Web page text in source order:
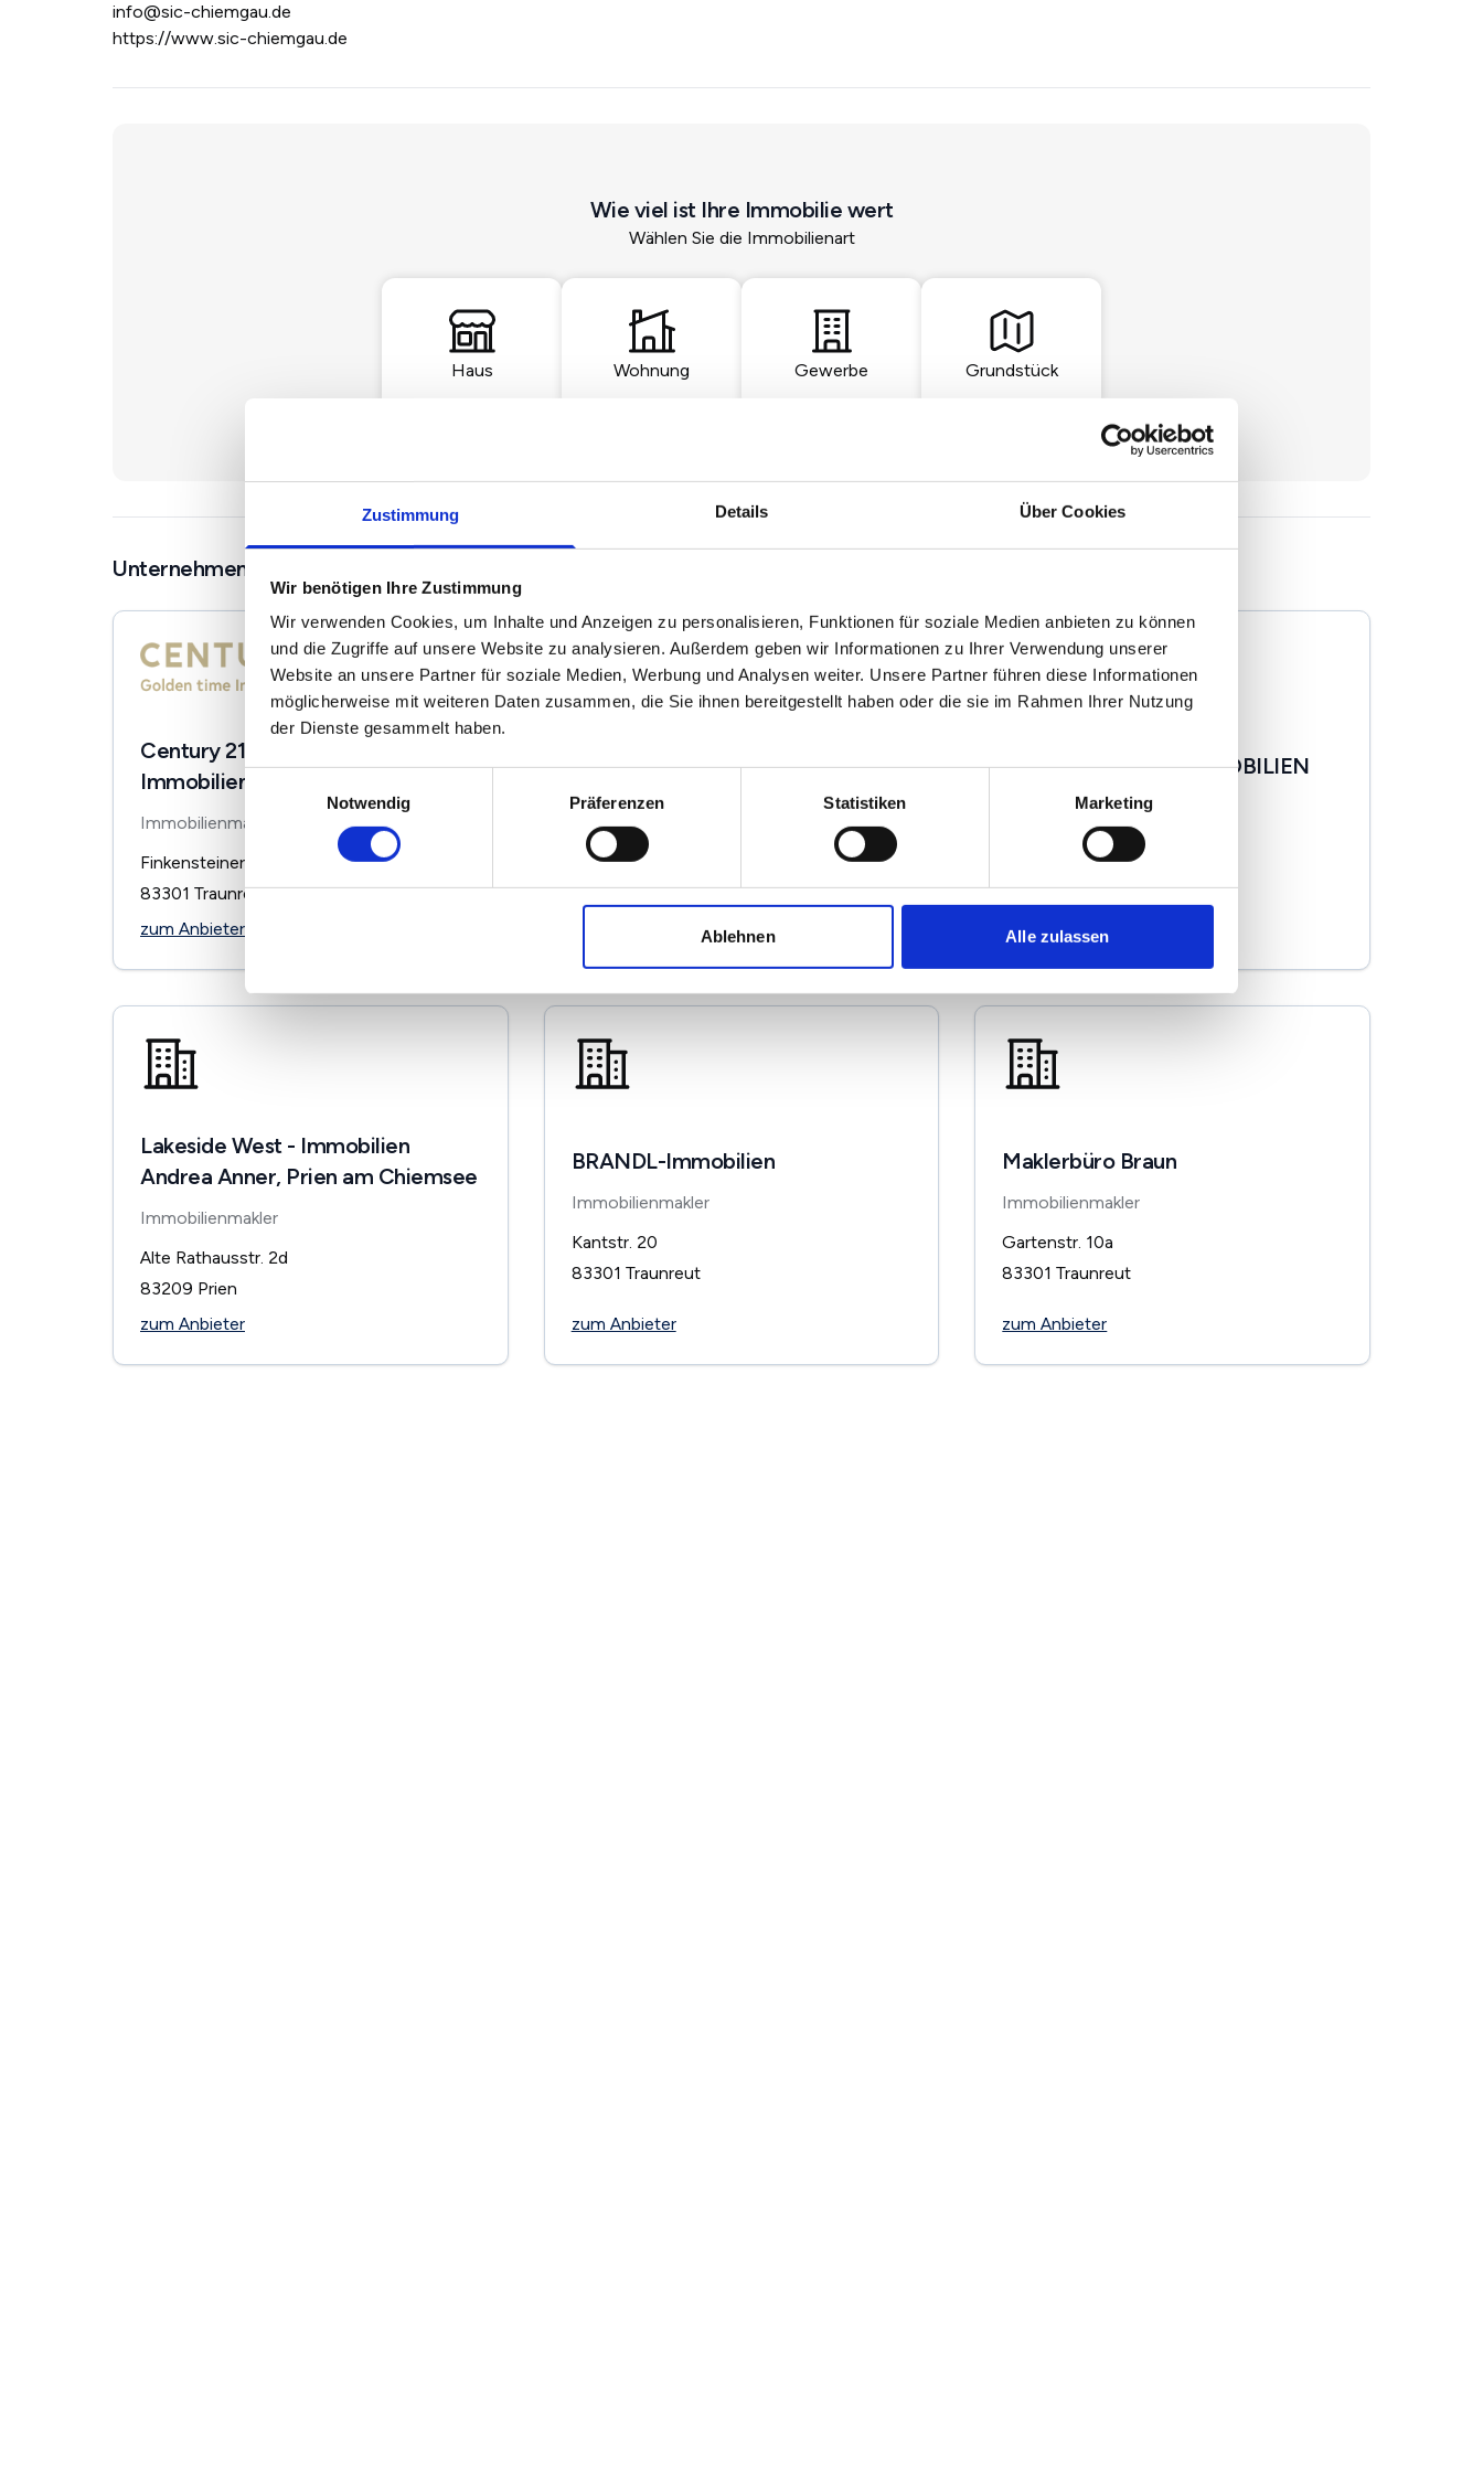
Zustimmung Details Über Cookies
Wir benötigen Ihre Zustimmung
Wir verwenden Cookies, um Inhalte und Anzeigen zu personalisieren, Funktionen für soziale Medien anbieten zu können
und die Zugriffe auf unsere Website zu analysieren. Außerdem geben wir Informationen zu Ihrer Verwendung unserer
Website an unsere Partner für soziale Medien, Werbung und Analysen weiter. Unsere Partner führen diese Informationen
möglicherweise mit weiteren Daten zusammen, die Sie ihnen bereitgestellt haben oder die sie im Rahmen Ihrer Nutzung
der Dienste gesammelt haben.
Einwilligungsauswahl
Notwendig
Präferenzen Statistiken Marketing
Ablehnen Alle zulassen
info@sic-chiemgau.de
https://www.sic-chiemgau.de
Wie viel ist Ihre Immobilie wert
Wählen Sie die Immobilienart
Haus Wohnung Gewerbe Grundstück
Unternehmen in der Nähe
Century 21 - Golden time
Immobilien
Immobilienmakler
Finkensteiner Str. 12
83301 Traunreut
zum Anbieter
Immobilienbüro Chiemsee e.K.
Immobilienmakler
Bernauer Str. 83
CHIEMSEE VILLA IMMOBILIEN
Immobilienmakler
Bernauer Str. 8
zum Anbieter
Lakeside West - Immobilien
Andrea Anner, Prien am Chiemsee
Immobilienmakler
Alte Rathausstr. 2d
83209 Prien
zum Anbieter
BRANDL-Immobilien
Immobilienmakler
Kantstr. 20
83301 Traunreut
zum Anbieter
Maklerbüro Braun
Immobilienmakler
Gartenstr. 10a
83301 Traunreut
zum Anbieter